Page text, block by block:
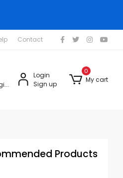
Contact
Select Region
Login
Sign up
0
My cart
Products